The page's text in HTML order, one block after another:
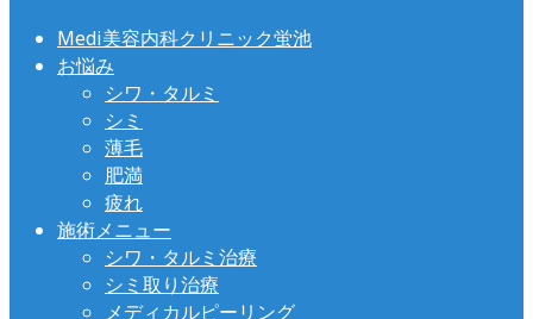
Medi美容内科クリニック蛍池
お悩み
シワ・タルミ
シミ
薄毛
肥満
疲れ
施術メニュー
シワ・タルミ治療
シミ取り治療
メディカルピーリング